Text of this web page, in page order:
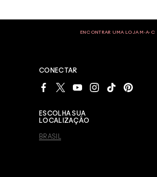
ENCONTRAR UMA LOJA M∙A∙C
CONECTAR
ESCOLHA SUA
LOCALIZAÇÃO
BRASIL